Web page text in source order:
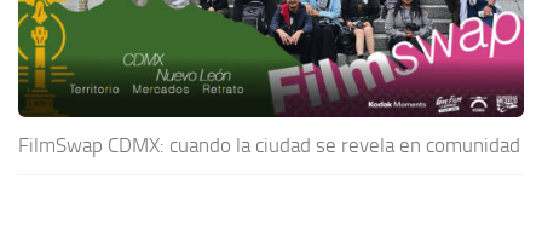
FilmSwap CDMX: cuando la ciudad se revela en comunidad